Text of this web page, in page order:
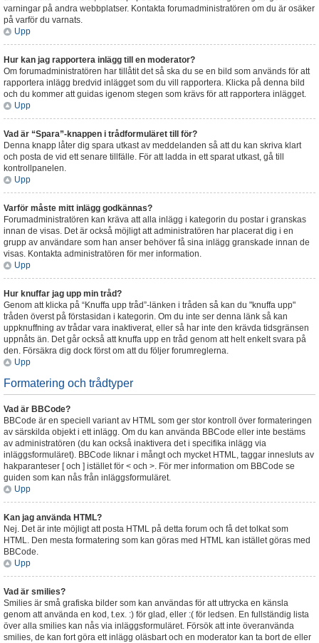
varningar på andra webbplatser. Kontakta forumadministratören om du är osäker
på varför du varnats.
Upp
Hur kan jag rapportera inlägg till en moderator?
Om forumadministratören har tillåtit det så ska du se en bild som används för att
rapportera inlägg bredvid inlägget som du vill rapportera. Klicka på denna bild
och du kommer att guidas igenom stegen som krävs för att rapportera inlägget.
Upp
Vad är “Spara”-knappen i trådformuläret till för?
Denna knapp låter dig spara utkast av meddelanden så att du kan skriva klart
och posta de vid ett senare tillfälle. För att ladda in ett sparat utkast, gå till
kontrollpanelen.
Upp
Varför måste mitt inlägg godkännas?
Forumadministratören kan kräva att alla inlägg i kategorin du postar i granskas
innan de visas. Det är också möjligt att administratören har placerat dig i en
grupp av användare som han anser behöver få sina inlägg granskade innan de
visas. Kontakta administratören för mer information.
Upp
Hur knuffar jag upp min tråd?
Genom att klicka på “Knuffa upp tråd”-länken i tråden så kan du "knuffa upp"
tråden överst på förstasidan i kategorin. Om du inte ser denna länk så kan
uppknuffning av trådar vara inaktiverat, eller så har inte den krävda tidsgränsen
uppnåts än. Det går också att knuffa upp en tråd genom att helt enkelt svara på
den. Försäkra dig dock först om att du följer forumreglerna.
Upp
Formatering och trådtyper
Vad är BBCode?
BBCode är en speciell variant av HTML som ger stor kontroll över formateringen
av särskilda objekt i ett inlägg. Om du kan använda BBCode eller inte bestäms
av administratören (du kan också inaktivera det i specifika inlägg via
inläggsformuläret). BBCode liknar i mångt och mycket HTML, taggar innesluts av
hakparanteser [ och ] istället för < och >. För mer information om BBCode se
guiden som kan nås från inläggsformuläret.
Upp
Kan jag använda HTML?
Nej. Det är inte möjligt att posta HTML på detta forum och få det tolkat som
HTML. Den mesta formatering som kan göras med HTML kan istället göras med
BBCode.
Upp
Vad är smilies?
Smilies är små grafiska bilder som kan användas för att uttrycka en känsla
genom att använda en kod, t.ex. :) för glad, eller :( för ledsen. En fullständig lista
över alla smilies kan nås via inläggsformuläret. Försök att inte överanvända
smilies, de kan fort göra ett inlägg oläsbart och en moderator kan ta bort de eller